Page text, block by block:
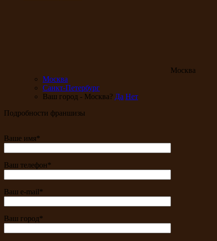
Москва
Москва
Санкт-Петербург
Ваш город - Москва? Да Нет
Подробности франшизы
Ваше имя*
Ваш телефон*
Ваш e-mail*
Ваш город*